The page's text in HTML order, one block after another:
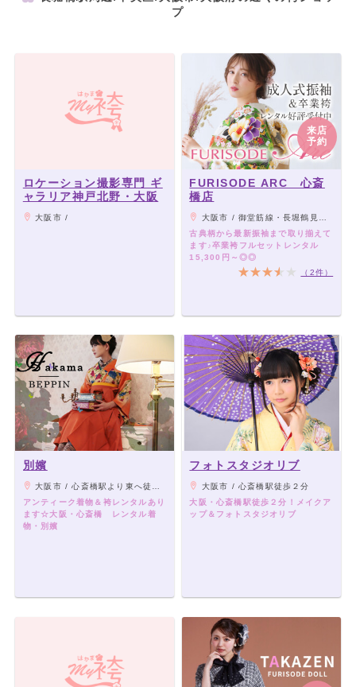
プ
ロケーション撮影専門 ギ
ャラリア神戸北野・大阪
大阪市 /
来店
予約
FURISODE ARC 心斎
橋店
大阪市 / 御堂筋線・長堀鶴見緑地線『心斎橋』駅 2番改札から出て、 地下街を長堀橋方面へ徒歩2分。北6・7番出口から地上へ。 THE PEAK SHINSAIBASHI 12階。
古典柄から最新振袖まで取り揃えて
ます♪卒業袴フルセットレンタル
15,300円～◎◎
（2件）
別嬪
大阪市 / 心斎橋駅より東へ徒歩5分
アンティーク着物＆袴レンタルあり
ます☆大阪・心斎橋 レンタル着
物・別嬪
フォトスタジオリブ
大阪市 / 心斎橋駅徒歩２分
大阪・心斎橋駅徒歩２分！メイクア
ップ＆フォトスタジオリブ